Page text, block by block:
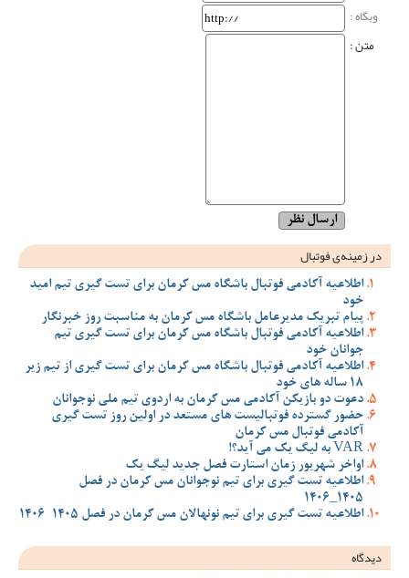
وبگاه‌ :
متن :
در زمینه‌ی فوتبال
اطلاعیه آکادمی فوتبال باشگاه مس کرمان برای تست گیری تیم امید
خود
پیام تبریک مدیرعامل باشگاه مس کرمان به مناسبت روز خبرنگار
اطلاعیه آکادمی فوتبال باشگاه مس کرمان برای تست گیری تیم
جوانان خود
اطلاعیه آکادمی فوتبال باشگاه مس کرمان برای تست گیری از تیم زیر
18 ساله های خود
دعوت دو بازیکن آکادمی مس کرمان به اردوی تیم ملی نوجوانان
حضور گسترده فوتبالیست های مستعد در اولین روز تست گیری
آکادمی فوتبال مس کرمان
VAR به لیگ یک می آید؟!
اواخر شهریور زمان استارت فصل جدید لیگ یک
اطلاعیه تست گیری برای تیم نوجوانان مس کرمان در فصل
1405_1406
اطلاعیه تست گیری برای تیم نونهالان مس کرمان در فصل 1405-1406
دیدگاه